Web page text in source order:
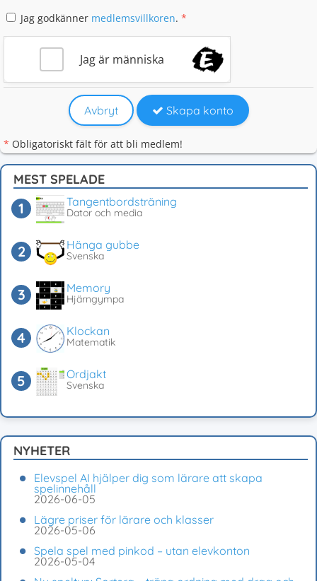
Jag godkänner medlemsvillkoren. *
Jag är människa
Avbryt Skapa konto
* Obligatoriskt fält för att bli medlem!
MEST SPELADE
Tangentbordsträning
Dator och media
Hänga gubbe
Svenska
Memory
Hjärngympa
Klockan
Matematik
Ordjakt
Svenska
NYHETER
Elevspel AI hjälper dig som lärare att skapa
spelinnehåll
2026-06-05
Lägre priser för lärare och klasser
2026-05-06
Spela spel med pinkod – utan elevkonton
2026-05-04